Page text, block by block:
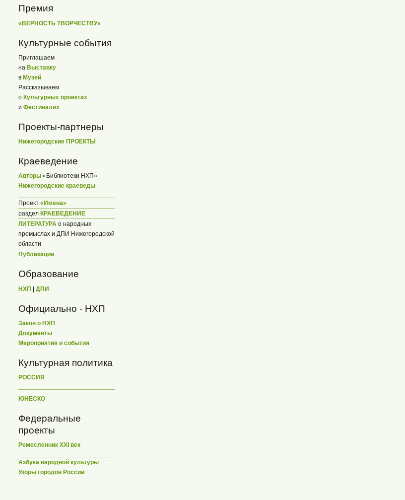
Премия
«ВЕРНОСТЬ ТВОРЧЕСТВУ»
Культурные события
Приглашаем
на Выставку
в Музей
Рассказываем
о Культурных проектах
и Фестивалях
Проекты-партнеры
Нижегородские ПРОЕКТЫ
Краеведение
Авторы «Библиотеки НХП»
Нижегородские краеведы
Проект «Имена»
раздел КРАЕВЕДЕНИЕ
ЛИТЕРАТУРА о народных
промыслах и ДПИ Нижегородской
области
Публикации
Образование
НХП | ДПИ
Официально - НХП
Закон о НХП
Документы
Мероприятия и события
Культурная политика
РОССИЯ
ЮНЕСКО
Федеральные
проекты
Ремесленник XXI век
Азбука народной культуры
Узоры городов России